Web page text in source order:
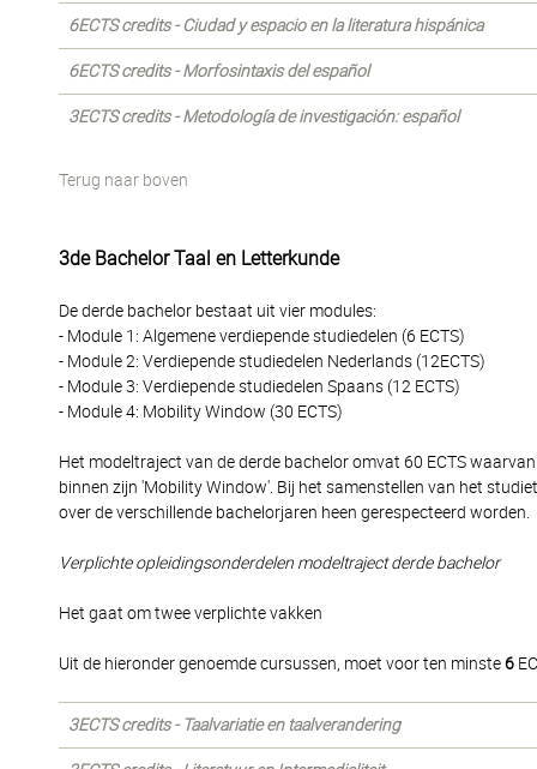
6ECTS credits - Ciudad y espacio en la literatura hispánica
6ECTS credits - Morfosintaxis del español
3ECTS credits - Metodología de investigación: español
Terug naar boven
3de Bachelor Taal en Letterkunde
De derde bachelor bestaat uit vier modules:
- Module 1: Algemene verdiepende studiedelen (6 ECTS)
- Module 2: Verdiepende studiedelen Nederlands (12ECTS)
- Module 3: Verdiepende studiedelen Spaans (12 ECTS)
- Module 4: Mobility Window (30 ECTS)
Het modeltraject van de derde bachelor omvat 60 ECTS
binnen zijn 'Mobility Window'. Bij het samenstellen van het
over de verschillende bachelorjaren heen gerespecteerd worden.
Verplichte opleidingsonderdelen modeltraject derde bachelor
Het gaat om twee verplichte vakken
Uit de hieronder genoemde cursussen, moet voor ten minste6
3ECTS credits - Taalvariatie en taalverandering